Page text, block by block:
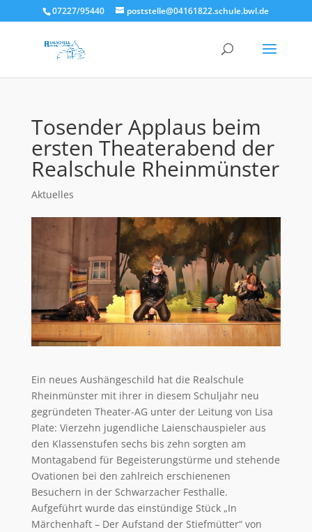
07227/95440 poststelle@04161822.schule.bwl.de
Tosender Applaus beim
ersten Theaterabend der
Realschule Rheinmünster
Aktuelles
Ein neues Aushängeschild hat die Realschule
Rheinmünster mit ihrer in diesem Schuljahr neu
gegründeten Theater-AG unter der Leitung von Lisa
Plate: Vierzehn jugendliche Laienschauspieler aus
den Klassenstufen sechs bis zehn sorgten am
Montagabend für Begeisterungstürme und stehende
Ovationen bei den zahlreich erschienenen
Besuchern in der Schwarzacher Festhalle.
Aufgeführt wurde das einstündige Stück „In
Märchenhaft – Der Aufstand der Stiefmütter“ von